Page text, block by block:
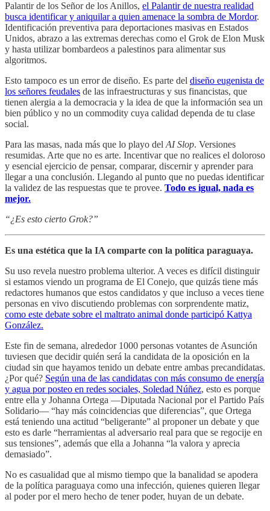
Palantir de los Señor de los Anillos, el Palantir de nuestra realidad
busca identificar y aniquilar a quien amenace la sombra de Mordor.
Identificación preventiva para deportaciones masivas en Estados
Unidos, abrazo a las extremas derechas como el Grok de Elon Musk
y hasta utilizar bombardeos a palestinos para alimentar sus
algoritmos.
Esto tampoco es un error de diseño. Es parte del diseño eugenista de
los señores feudales de las infraestructuras y sus financistas, que
tienen alergia a la democracia y la idea de que la información sea un
bien público y no un commodity cuya calidad dependa de tu clase
social.
Para las masas, nada más que lo playo del AI Slop. Versiones
resumidas. Arte que no es arte. Incentivar que no realices el doloroso
y esencial ejercicio de pensar, comparar, discernir y aprender para
llegar a una conclusión. Llegando al punto que no puedas identificar
la validez de las respuestas que te provee. Todo es igual, nada es
mejor.
“¿Es esto cierto Grok?”
Es una estética que la IA comparte con la política paraguaya.
Su uso revela nuestro problema ulterior. A veces es difícil distinguir
si estamos viendo un programa de El Conejo, que quizás tiene más
redactores humanos que estos candidatos y que incluso a veces tiene
personas en vivo discutiendo problemas con sorprendente matiz,
como este debate sobre el maltrato animal donde participó Kattya
González.
Este fin de semana, alrededor 1000 personas votantes de Asunción
tuviesen que decidir quién será la candidata de la oposición en la
ciudad sin que hayamos tenido un debate entre ambas precandidatas.
¿Por qué? Según una de las candidatas con más consumo de energía
y agua por posteo en redes sociales, Soledad Núñez, esto es porque
entre ella y Johanna Ortega —Diputada Nacional por el Partido País
Solidario— “hay más coincidencias que diferencias”, que Ortega
está teniendo una actitud “beligerante” al proponer un debate y que
esto es darle “herramientas al adversario real para que se regocije en
sus tensiones”, además que ella a Johanna “la valora y aprecia
demasiado”.
No es casualidad que al mismo tiempo que la banalidad se apodera
de la política paraguaya como una infección, quienes quieren llegar
al poder por el mero hecho de tener poder, huyan de un debate.